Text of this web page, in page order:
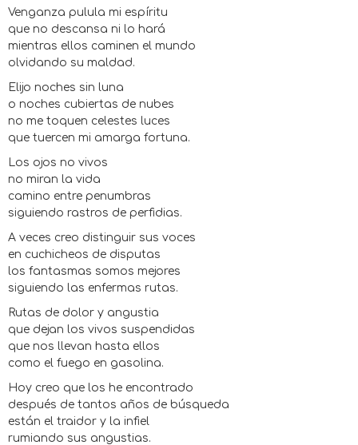
Venganza pulula mi espíritu
que no descansa ni lo hará
mientras ellos caminen el mundo
olvidando su maldad.
Elijo noches sin luna
o noches cubiertas de nubes
no me toquen celestes luces
que tuercen mi amarga fortuna.
Los ojos no vivos
no miran la vida
camino entre penumbras
siguiendo rastros de perfidias.
A veces creo distinguir sus voces
en cuchicheos de disputas
los fantasmas somos mejores
siguiendo las enfermas rutas.
Rutas de dolor y angustia
que dejan los vivos suspendidas
que nos llevan hasta ellos
como el fuego en gasolina.
Hoy creo que los he encontrado
después de tantos años de búsqueda
están el traidor y la infiel
rumiando sus angustias.